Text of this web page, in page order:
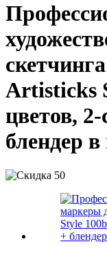
Artisticks
цветов,
блендер